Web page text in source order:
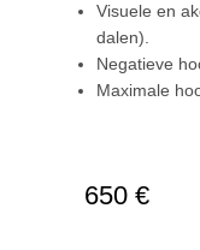
Visuele en
dalen).
Negatieve
Maximale
650 €